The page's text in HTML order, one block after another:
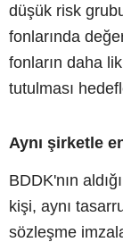
düşük risk
fonlarında
fonların daha
tutulması
Aynı şirketle
BDDK'nın
kişi, aynı
sözleşme